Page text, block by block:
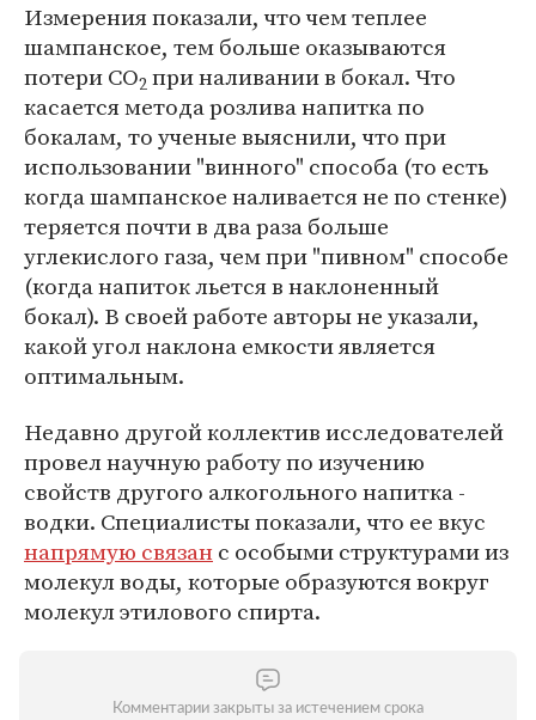
Измерения показали, что чем теплее
шампанское, тем больше оказываются
потери CO2 при наливании в бокал. Что
касается метода розлива напитка по
бокалам, то ученые выяснили, что при
использовании "винного" способа (то есть
когда шампанское наливается не по стенке)
теряется почти в два раза больше
углекислого газа, чем при "пивном" способе
(когда напиток льется в наклоненный
бокал). В своей работе авторы не указали,
какой угол наклона емкости является
оптимальным.
Недавно другой коллектив исследователей
провел научную работу по изучению
свойств другого алкогольного напитка -
водки. Специалисты показали, что ее вкус
напрямую связанс особыми структурами из
молекул воды, которые образуются вокруг
молекул этилового спирта.
Комментарии закрыты за истечением срока